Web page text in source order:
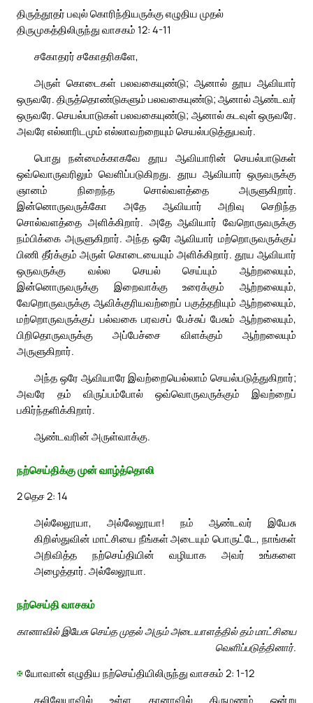
திருத்தூதர் பவுல் கொரிந்தியருக்கு எழுதிய முதல்
திருமுகத்திலிருந்து வாசகம் 12: 4-11
சகோதரர் சகோதரிகளே,
அருள் கொடைகள் பலவகையுண்டு; ஆனால் தூய ஆவியார்
ஒருவரே. திருத்தொண்டுகளும் பலவகையுண்டு; ஆனால் ஆண்டவர்
ஒருவரே. செயல்பாடுகள் பலவகையுண்டு; ஆனால் கடவுள் ஒருவரே.
அவரே எல்லாரிடமும் எல்லாவற்றையும் செயல்படுத்துபவர்.
பொது நன்மைக்காகவே தூய ஆவியாரின் செயல்பாடுகள்
ஒவ்வொருவரிலும் வெளிப்படுகிறது. தூய ஆவியார் ஒருவருக்கு
ஞானம் நிறைந்த சொல்வளத்தை அருளுகிறார்.
இன்னொருவருக்கோ அதே ஆவியார் அறிவு செறிந்த
சொல்வளத்தை அளிக்கிறார். அதே ஆவியார் வேறொருவருக்கு
நம்பிக்கை அருளுகிறார். அந்த ஒரே ஆவியார் மற்றொருவருக்குப்
பிணி தீர்க்கும் அருள் கொடையையும் அளிக்கிறார். தூய ஆவியார்
ஒருவருக்கு வல்ல செயல் செய்யும் ஆற்றலையும்,
இன்னொருவருக்கு இறைவாக்கு உரைக்கும் ஆற்றலையும்,
வேறொருவருக்கு ஆவிக்குரியவற்றைப் பகுத்தறியும் ஆற்றலையும்,
மற்றொருவருக்குப் பல்வகை பரவசப் பேச்சுப் பேசும் ஆற்றலையும்,
பிறிதொருவருக்கு அப்பேச்சை விளக்கும் ஆற்றலையும்
அருளுகிறார்.
அந்த ஒரே ஆவியாரே இவற்றையெல்லாம் செயல்படுத்துகிறார்;
அவரே தம் விருப்பம்போல் ஒவ்வொருவருக்கும் இவற்றைப்
பகிர்ந்தளிக்கிறார்.
ஆண்டவரின் அருள்வாக்கு.
நற்செய்திக்கு முன் வாழ்த்தொலி
2 தெச 2: 14
அல்லேலூயா, அல்லேலூயா! நம் ஆண்டவர் இயேசு
கிறிஸ்துவின் மாட்சியை நீங்கள் அடையும் பொருட்டே, நாங்கள்
அறிவித்த நற்செய்தியின் வழியாக அவர் உங்களை
அழைத்தார். அல்லேலூயா.
நற்செய்தி வாசகம்
கானாவில் இயேசு செய்த முதல் அரும் அடையாளத்தில் தம் மாட்சியை
வெளிப்படுத்தினார்.
✠யோவான் எழுதிய நற்செய்தியிலிருந்து வாசகம் 2: 1-12
கலிலேயாவில் உள்ள கானாவில் திருமணம் ஒன்று